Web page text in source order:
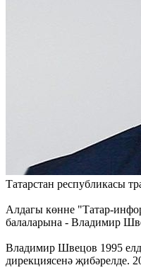
Татарстан республикасы
Алдагы көнне "Татар-
балаларына - Владимир
Владимир Швецов 1995
дирекциясенә җибәрелде.